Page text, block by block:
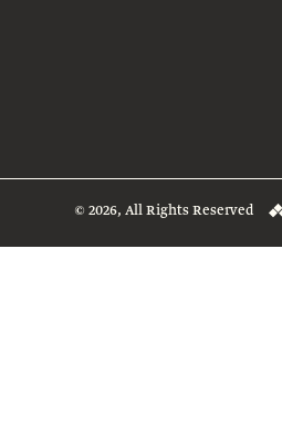
© 2026, All Rights Reserved